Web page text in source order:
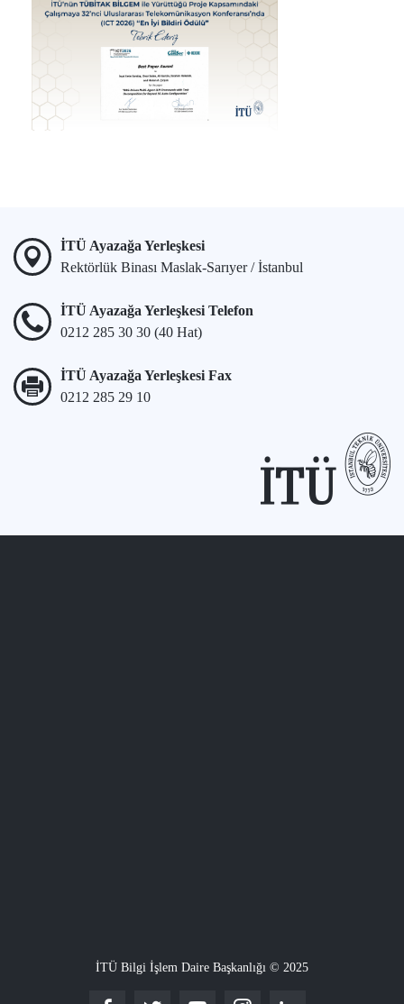
İTÜ Ayazağa Yerleşkesi
Rektörlük Binası Maslak-Sarıyer / İstanbul
İTÜ Ayazağa Yerleşkesi Telefon
0212 285 30 30 (40 Hat)
İTÜ Ayazağa Yerleşkesi Fax
0212 285 29 10
İTÜ Bilgi İşlem Daire Başkanlığı © 2025